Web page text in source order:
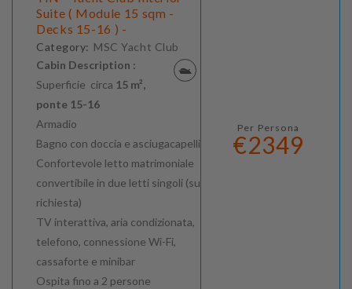
Suite ( Module 15 sqm -
Decks 15-16 ) -
Category: MSC Yacht Club
Cabin Description :
Superficie circa 15 m²,
ponte 15-16
Armadio
Bagno con doccia e asciugacapelli
Confortevole letto matrimoniale
convertibile in due letti singoli (su
richiesta)
TV interattiva, aria condizionata,
telefono, connessione Wi-Fi,
cassaforte e minibar
Ospita fino a 2 persone
Per Persona
€2349